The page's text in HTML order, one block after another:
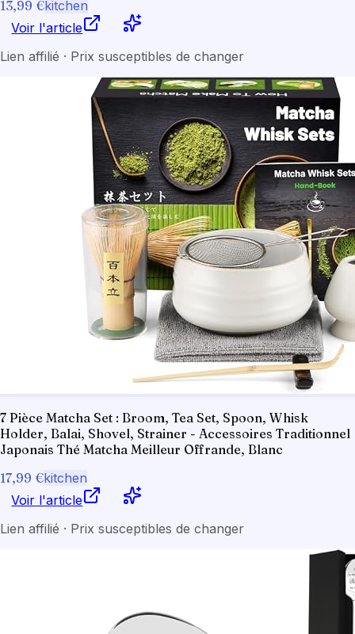
13,99 €kitchen
Voir l'article
Lien affilié · Prix susceptibles de changer
7 Pièce Matcha Set : Broom, Tea Set, Spoon, Whisk
Holder, Balai, Shovel, Strainer - Accessoires Traditionnel
Japonais Thé Matcha Meilleur Offrande, Blanc
17,99 €kitchen
Voir l'article
Lien affilié · Prix susceptibles de changer